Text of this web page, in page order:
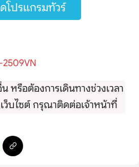
โปรแกรมทัวร์
2509VN
หรือต้องการเดินทางช่วงเวลา
ว็บไซต์ กรุณาติดต่อเจ้าหน้าที่